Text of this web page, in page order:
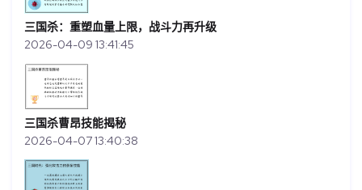
三国杀：重塑血量上限，战斗力再升级
2026-04-09 13:41:45
三国杀曹昂技能揭秘
2026-04-07 13:40:38